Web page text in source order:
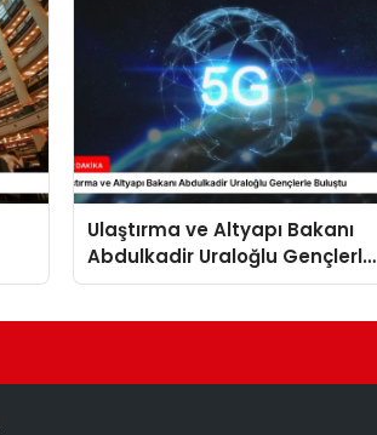
Ulaştırma ve Altyapı Bakanı
Abdulkadir Uraloğlu Gençlerle
Buluştu